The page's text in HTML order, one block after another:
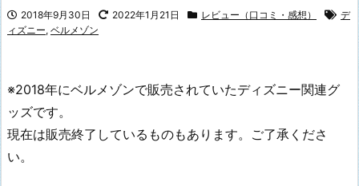
2018年9月30日 2022年1月21日 レビュー（口コミ・感想）
デ
ィズニー, ベルメゾン
※2018年にベルメゾンで販売されていたディズニー関連グ
ッズです。
現在は販売終了しているものもあります。ご了承くださ
い。